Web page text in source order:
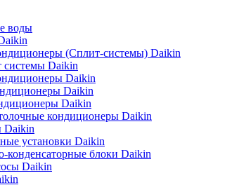
воды
(Сплит-системы) Daikin
системы Daikin
Daikin
Daikin
Daikin
кондиционеры Daikin
Daikin
установки Daikin
конденсаторные блоки Daikin
Daikin